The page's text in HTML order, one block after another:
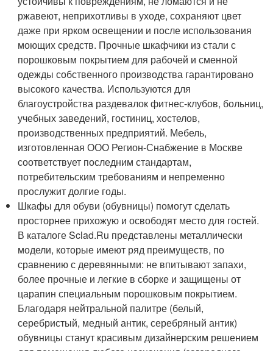
ржавеют, неприхотливы в уходе, сохраняют цвет
даже при ярком освещении и после использования
моющих средств. Прочные шкафчики из стали с
порошковым покрытием для рабочей и сменной
одежды собственного производства гарантировано
высокого качества. Используются для
благоустройства раздевалок фитнес-клубов, больниц,
учебных заведений, гостиниц, хостелов,
производственных предприятий. Мебель,
изготовленная ООО Регион-Снабжение в Москве
соответствует последним стандартам,
потребительским требованиям и непременно
прослужит долгие годы.
Шкафы для обуви (обувницы) помогут сделать
просторнее прихожую и освободят место для гостей.
В каталоге Sclad.Ru представлены металлически
модели, которые имеют ряд преимуществ, по
сравнению с деревянными: не впитывают запахи,
более прочные и легкие в сборке и защищены от
царапин специальным порошковым покрытием.
Благодаря нейтральной палитре (белый,
серебристый, медный антик, серебряный антик)
обувницы станут красивым дизайнерским решением